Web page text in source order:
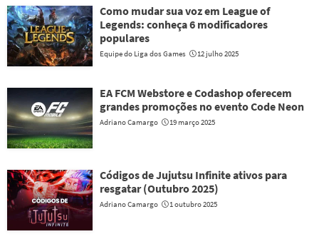
Como mudar sua voz em League of
Legends: conheça 6 modificadores
populares
Equipe do Liga dos Games 12 julho 2025
EA FCM Webstore e Codashop oferecem
grandes promoções no evento Code Neon
Adriano Camargo 19 março 2025
Códigos de Jujutsu Infinite ativos para
resgatar (Outubro 2025)
Adriano Camargo 1 outubro 2025